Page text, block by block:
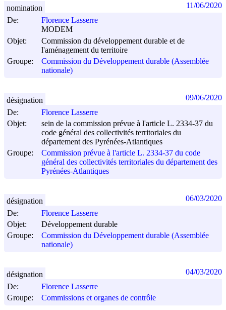
De:
Florence Lasserre
MODEM
Objet:
Commission du développement durable et de
l'aménagement du territoire
Groupe:
Commission du Développement durable (Assemblée
nationale)
nomination 11/06/2020
De:
Florence Lasserre
Objet:
sein de la commission prévue à l'article L. 2334-37 du
code général des collectivités territoriales du
département des Pyrénées-Atlantiques
Groupe:
Commission prévue à l'article L. 2334-37 du code
général des collectivités territoriales du département des
Pyrénées-Atlantiques
désignation 09/06/2020
De:
Florence Lasserre
Objet:
Développement durable
Groupe:
Commission du Développement durable (Assemblée
nationale)
désignation 06/03/2020
De:
Florence Lasserre
Groupe:
Commissions et organes de contrôle
désignation 04/03/2020